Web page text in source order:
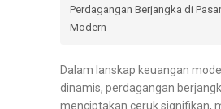
Perdagangan Berjangka di
Modern
Dalam lanskap keuangan
dinamis, perdagangan
menciptakan ceruk signifikan,